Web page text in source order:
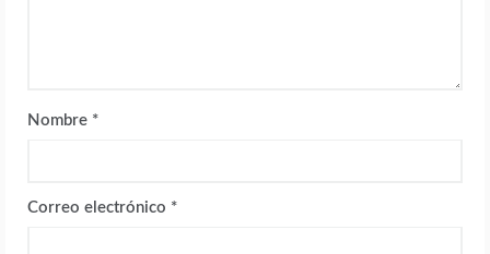
Nombre *
Correo electrónico *